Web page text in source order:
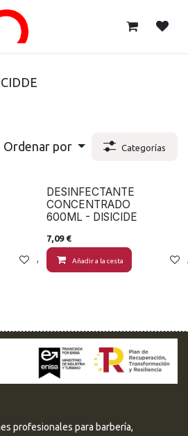
Ordenar por Categorías
Añadir a lista de deseos
DESINFECTANTE
CONCENTRADO
600ML - DISICIDE
7,09€
Añadir a la cesta
profesionales para barbería,